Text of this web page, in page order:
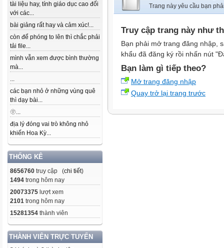
tài liệu hay, tính giáo dục cao đối
với các...
bài giảng rất hay và cảm xúc!...
còn để phóng to lên thì chắc phải
tải file...
mình vẫn xem được bình thường
mà...
...
các bạn nhỏ ở những vùng quê
thì dạy bài...
🫥...
địa lý đóng vai trò không nhỏ
khiến Hoa Kỳ...
THỐNG KÊ
8656760 truy cập (chi tiết)
1494 trong hôm nay
20073375 lượt xem
2101 trong hôm nay
15281354 thành viên
THÀNH VIÊN TRỰC TUYẾN
Trang này yêu cầu bạn
Truy cập trang này như
Bạn phải mở trang đăng nhập,
khẩu đã đăng ký rồi nhấn nút
Bạn làm gì tiếp theo?
Mở trang đăng nhập
Quay trở lại trang trước